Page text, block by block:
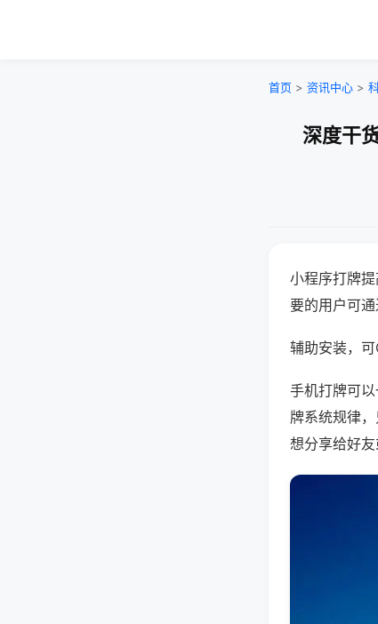
首页 > 资讯中心 >
深度干
小程序打牌
要的用户可通
辅助安装，
手机打牌可
牌系统规律
想分享给好友